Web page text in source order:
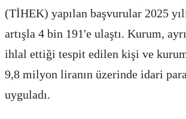
(TİHEK) yapılan başvurular 2025
artışla 4 bin 191'e ulaştı. Kurum,
ihlal ettiği tespit edilen kişi ve
9,8 milyon liranın üzerinde idari para
uyguladı.